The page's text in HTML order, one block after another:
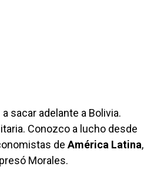
sacar adelante a Bolivia.
Conozco a lucho desde
deAmérica Latina,
Morales.